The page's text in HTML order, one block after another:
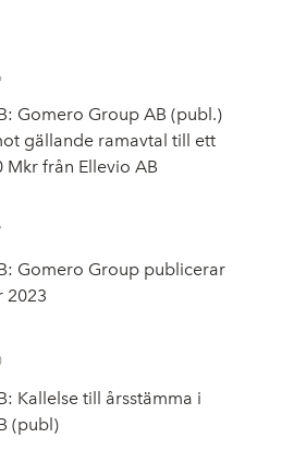
Gomero Group AB (publ.)
gällande ramavtal till ett
från Ellevio AB
Gomero Group publicerar
2023
Kallelse till årsstämma i
(publ)